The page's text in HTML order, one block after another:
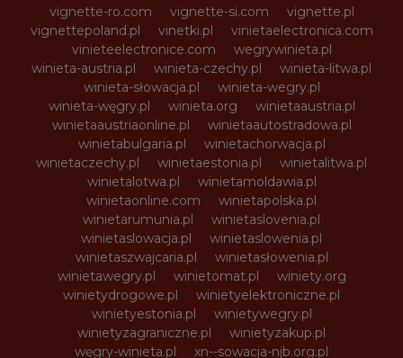
vignette-ro.com
vignette-si.com
vignette.pl
vignettepoland.pl
vinetki.pl
vinietaelectronica.com
vinieteelectronice.com
wegrywinieta.pl
winieta-austria.pl
winieta-czechy.pl
winieta-litwa.pl
winieta-słowacja.pl
winieta-wegry.pl
winieta-węgry.pl
winieta.org
winietaaustria.pl
winietaaustriaonline.pl
winietaautostradowa.pl
winietabulgaria.pl
winietachorwacja.pl
winietaczechy.pl
winietaestonia.pl
winietalitwa.pl
winietalotwa.pl
winietamoldawia.pl
winietaonline.com
winietapolska.pl
winietarumunia.pl
winietaslovenia.pl
winietaslowacja.pl
winietaslowenia.pl
winietaszwajcaria.pl
winietasłowenia.pl
winietawegry.pl
winietomat.pl
winiety.org
winietydrogowe.pl
winietyelektroniczne.pl
winietyestonia.pl
winietywegry.pl
winietyzagraniczne.pl
winietyzakup.pl
węgry-winieta.pl
xn--sowacja-njb.org.pl